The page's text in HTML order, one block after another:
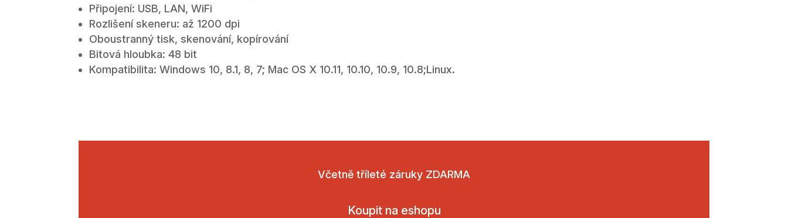
Připojení: USB, LAN, WiFi
Rozlišení skeneru: až 1200 dpi
Oboustranný tisk, skenování, kopírování
Bitová hloubka: 48 bit
Kompatibilita: Windows 10, 8.1, 8, 7; Mac OS X 10.11, 10.10, 10.9, 10.8;Linux.
Včetně tříleté záruky ZDARMA
Koupit na eshopu